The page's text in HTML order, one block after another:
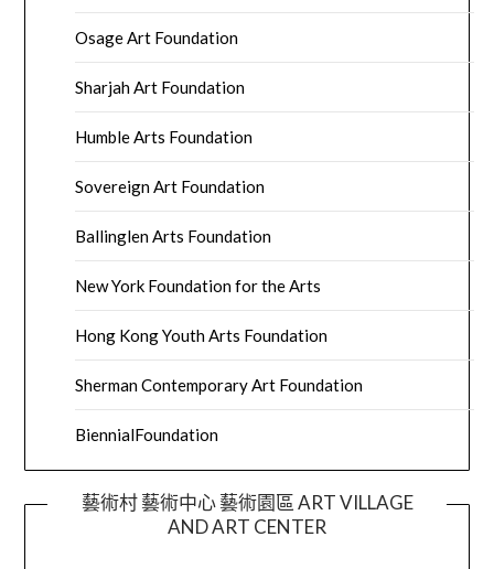
Osage Art Foundation
Sharjah Art Foundation
Humble Arts Foundation
Sovereign Art Foundation
Ballinglen Arts Foundation
New York Foundation for the Arts
Hong Kong Youth Arts Foundation
Sherman Contemporary Art Foundation
BiennialFoundation
藝術村 藝術中心 藝術園區 ART VILLAGE
AND ART CENTER